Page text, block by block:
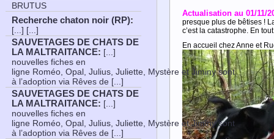
Actualisation au 01/11/
presque plus de bêtises !
c’est la catastrophe. En
En accueil chez Anne et
BRUTUS
Recherche chaton noir (RP):
[...] [...]
SAUVETAGES DE CHATS DE
LA MALTRAITANCE: [...]
nouvelles fiches en
ligne Roméo, Opal, Julius, Juliette, Mystère et Jiminy sont
à l’adoption via Rêves de [...]
SAUVETAGES DE CHATS DE
LA MALTRAITANCE: [...]
nouvelles fiches en
ligne Roméo, Opal, Julius, Juliette, Mystère et Jiminy sont
à l’adoption via Rêves de [...]